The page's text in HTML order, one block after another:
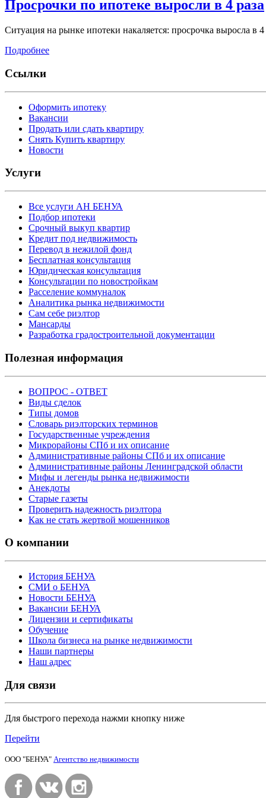
Просрочки по ипотеке выросли в 4 раза
Ситуация на рынке ипотеки накаляется: просрочка выросла
Подробнее
Ссылки
Оформить ипотеку
Вакансии
Продать или сдать квартиру
Снять Купить квартиру
Новости
Услуги
Все услуги АН БЕНУА
Подбор ипотеки
Срочный выкуп квартир
Кредит под недвижимость
Перевод в нежилой фонд
Бесплатная консультация
Юридическая консультация
Консультации по новостройкам
Расселение коммуналок
Аналитика рынка недвижимости
Сам себе риэлтор
Мансарды
Разработка градостроительной документации
Полезная информация
ВОПРОС - ОТВЕТ
Виды сделок
Типы домов
Словарь риэлторских терминов
Государственные учреждения
Микрорайоны СПб и их описание
Административные районы СПб и их описание
Административные районы Ленинградской области
Мифы и легенды рынка недвижимости
Анекдоты
Старые газеты
Проверить надежность риэлтора
Как не стать жертвой мошенников
О компании
История БЕНУА
СМИ о БЕНУА
Новости БЕНУА
Вакансии БЕНУА
Лицензии и сертификаты
Обучение
Школа бизнеса на рынке недвижимости
Наши партнеры
Наш адрес
Для связи
Для быстрого перехода нажми кнопку ниже
Перейти
ООО "БЕНУА" Агентство недвижимости